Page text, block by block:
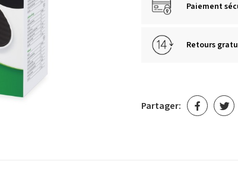
Paiement
Retours
Partager: